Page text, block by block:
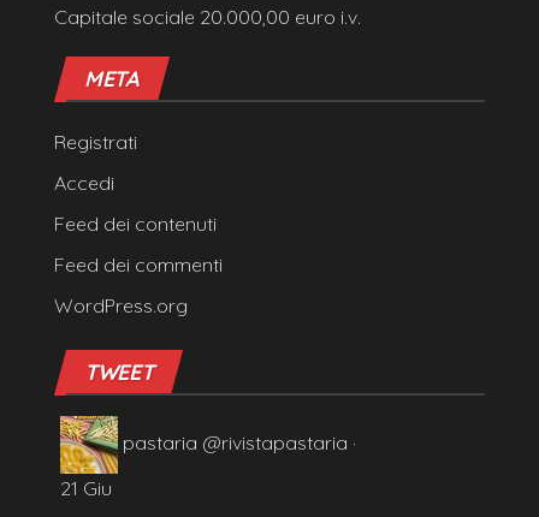
Capitale sociale 20.000,00 euro i.v.
META
Registrati
Accedi
Feed dei contenuti
Feed dei commenti
WordPress.org
TWEET
pastaria @rivistapastaria ·
21 Giu